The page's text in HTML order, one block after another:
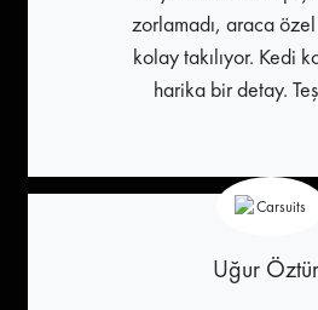
zorlamadı, araca
kolay takılıyor. Kedi
harika bir detay.
Uğur